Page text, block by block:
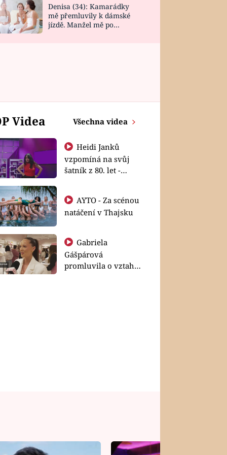
Denisa (34): Kamarádky
mě přemluvily k dámské
jízdě. Manžel mě po
Videa Všechna videa
Heidi Janků
vzpomíná na svůj
šatník z 80. let -
natáčení v Thajsku
Gabriela
Gášpárová
promluvila o vztahu